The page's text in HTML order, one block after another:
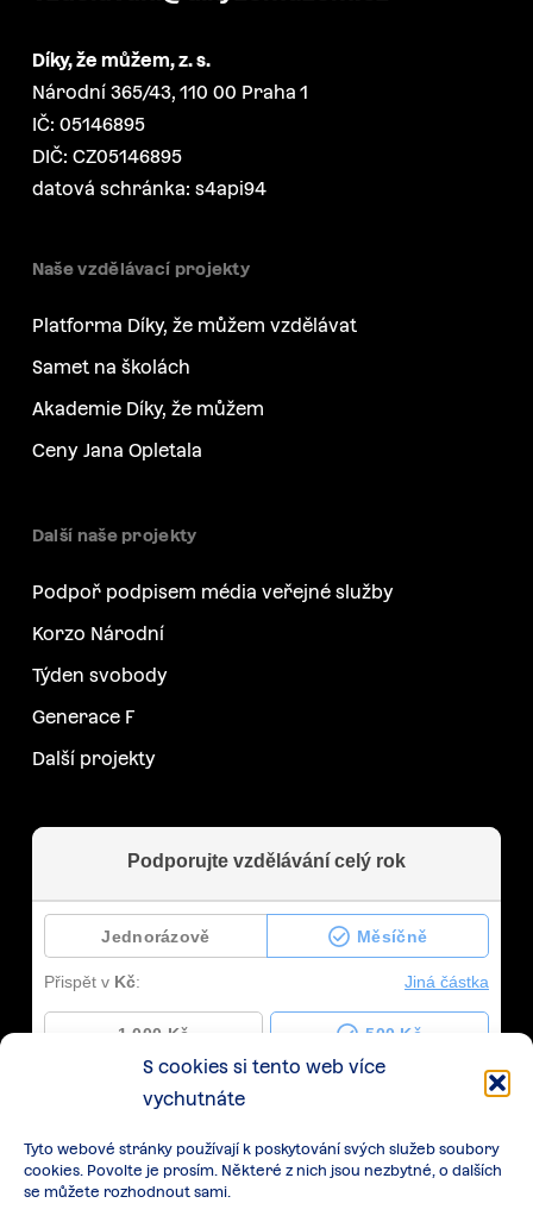
S cookies si tento web více
vychutnáte
Tyto webové stránky používají k poskytování svých služeb soubory
cookies. Povolte je prosím. Některé z nich jsou nezbytné, o dalších
se můžete rozhodnout sami.
Díky, že můžem, z. s.
Národní 365/43, 110 00 Praha 1
IČ: 05146895
DIČ: CZ05146895
datová schránka: s4api94
Naše vzdělávací projekty
Platforma Díky, že můžem vzdělávat
Samet na školách
Akademie Díky, že můžem
Ceny Jana Opletala
Další naše projekty
Podpoř podpisem média veřejné služby
Korzo Národní
Týden svobody
Generace F
Další projekty